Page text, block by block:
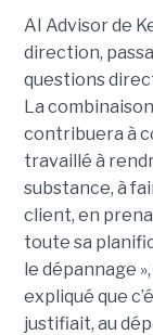
AI Advisor de
direction,
questions
La
contribuera à
travaillé à
substance, à
client, en
toute sa
le dépannage
expliqué que
justifiait, au